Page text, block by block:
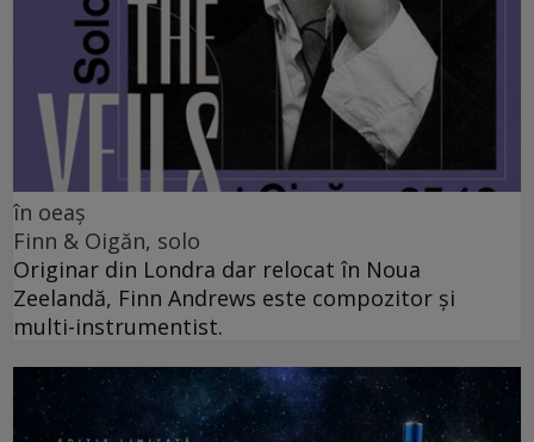
în oeaș
Finn & Oigăn, solo
Originar din Londra dar relocat în Noua
Zeelandă, Finn Andrews este compozitor și
multi-instrumentist.